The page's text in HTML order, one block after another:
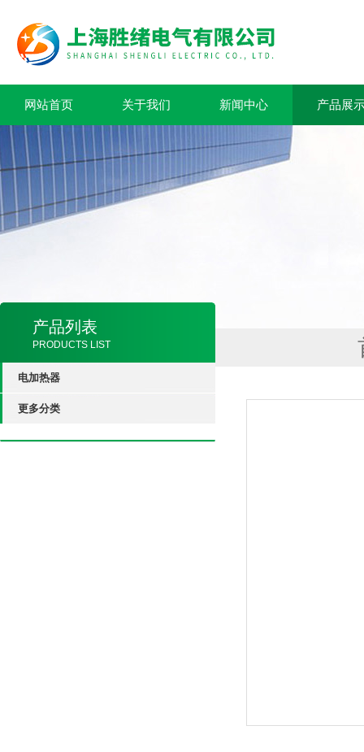
网站首页 关于我们 新闻中心 产品展
产品列表
PRODUCTS LIST
电加热器
更多分类